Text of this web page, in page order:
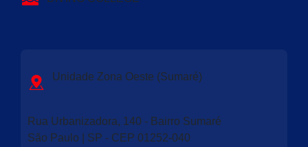
Unidade Zona Oeste (Sumaré)
Rua Urbanizadora, 140 - Bairro Sumaré
São Paulo | SP - CEP 01252-040